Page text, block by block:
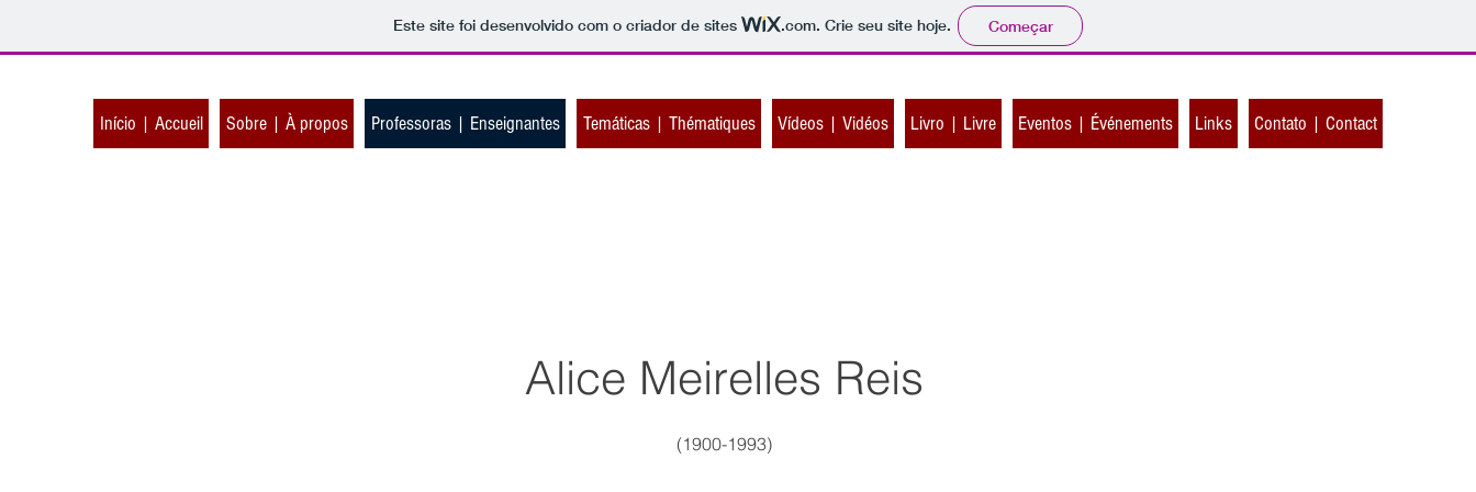
Este site foi desenvolvido com o criador de sites .com. Crie seu site hoje. Começar
Início | Accueil Sobre | À propos Professoras | Enseignantes Temáticas | Thématiques Vídeos | Vidéos Livro | Livre Eventos | Événements Links Contato | Contact
Alice Meirelles Reis
(1900-1993)